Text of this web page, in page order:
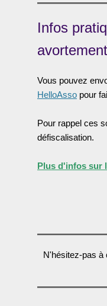
Infos
Vous pouvez
HelloAsso pour
Pour rappel ces
défiscalisation.
Plus d'infos sur
N'hésitez-pas à